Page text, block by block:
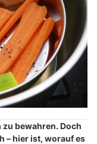
bewahren. Doch
– hier ist, worauf es